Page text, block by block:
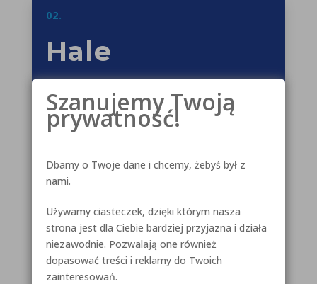
02.
Hale
magazynowe
Polna 140B,
Toruń
Hale magazynowe wysokiego
składowania dla firmy Logipark
Szanujemy Twoją
prywatność!
Dbamy o Twoje dane i chcemy, żebyś był z
nami.
Używamy ciasteczek, dzięki którym nasza
strona jest dla Ciebie bardziej przyjazna i działa
niezawodnie. Pozwalają one również
dopasować treści i reklamy do Twoich
zainteresowań.